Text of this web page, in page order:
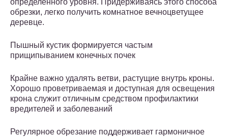
определенного уровня. Придерживаясь этого способа
обрезки, легко получить комнатное вечноцветущее
деревце.
Пышный кустик формируется частым
прищипыванием конечных почек
Крайне важно удалять ветви, растущие внутрь кроны.
Хорошо проветриваемая и доступная для освещения
крона служит отличным средством профилактики
вредителей и заболеваний
Регулярное обрезание поддерживает гармоничное